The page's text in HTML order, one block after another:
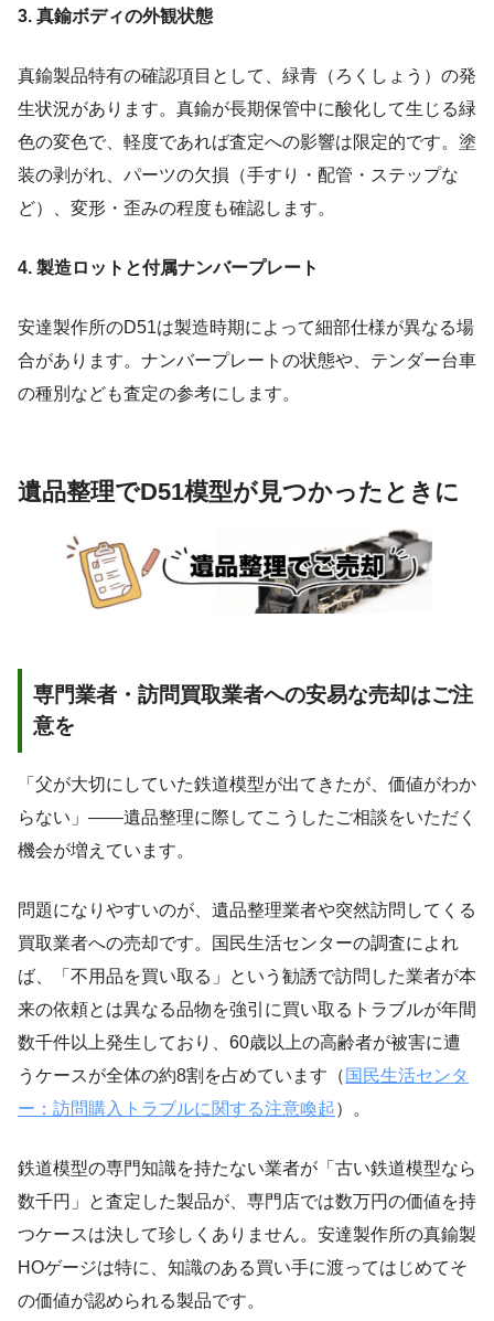
3. 真鍮ボディの外観状態
真鍮製品特有の確認項目として、緑青（ろくしょう）の発
生状況があります。真鍮が長期保管中に酸化して生じる緑
色の変色で、軽度であれば査定への影響は限定的です。塗
装の剥がれ、パーツの欠損（手すり・配管・ステップな
ど）、変形・歪みの程度も確認します。
4. 製造ロットと付属ナンバープレート
安達製作所のD51は製造時期によって細部仕様が異なる場
合があります。ナンバープレートの状態や、テンダー台車
の種別なども査定の参考にします。
遺品整理でD51模型が見つかったときに
専門業者・訪問買取業者への安易な売却はご注
意を
「父が大切にしていた鉄道模型が出てきたが、価値がわか
らない」——遺品整理に際してこうしたご相談をいただく
機会が増えています。
問題になりやすいのが、遺品整理業者や突然訪問してくる
買取業者への売却です。国民生活センターの調査によれ
ば、「不用品を買い取る」という勧誘で訪問した業者が本
来の依頼とは異なる品物を強引に買い取るトラブルが年間
数千件以上発生しており、60歳以上の高齢者が被害に遭
うケースが全体の約8割を占めています（ 国民生活センタ
ー：訪問購入トラブルに関する注意喚起）。
鉄道模型の専門知識を持たない業者が「古い鉄道模型なら
数千円」と査定した製品が、専門店では数万円の価値を持
つケースは決して珍しくありません。安達製作所の真鍮製
HOゲージは特に、知識のある買い手に渡ってはじめてそ
の価値が認められる製品です。